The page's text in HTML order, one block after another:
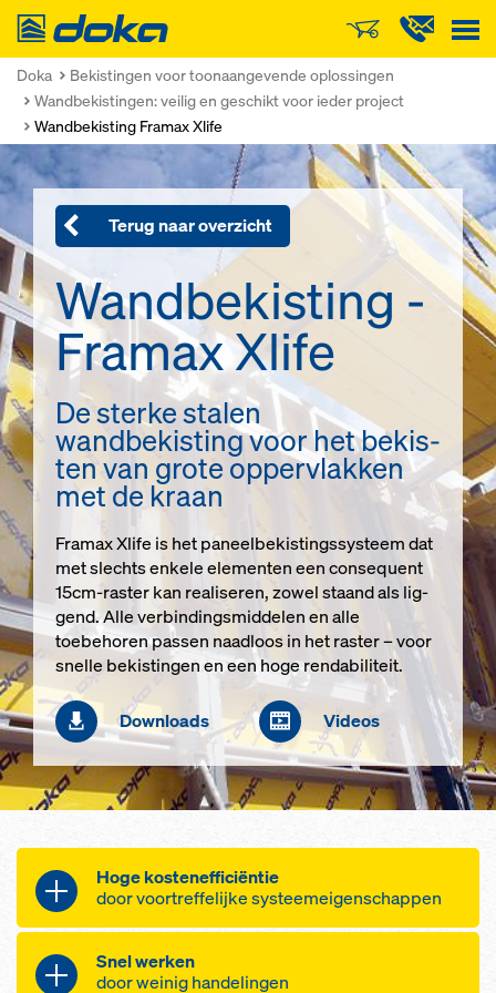
Doka
Doka
Bekistingen voor toonaangevende oplossingen
Wandbekistingen: veilig en geschikt voor ieder project
Wandbekisting Framax Xlife
Terug naar overzicht
Wandbekisting -
Framax Xlife
De ster­ke sta­len
wandbekisting voor het be­kis­
ten van gro­te op­per­vlak­ken
met de kraan
Framax Xlife is het paneelbe­kis­tings­sys­teem dat
met slechts en­ke­le ele­men­ten een con­sequent
15cm-ras­ter kan re­a­li­se­ren, zo­wel staand als lig­
gend. Al­le ver­bin­dings­mid­de­len en al­le
toebehoren pas­sen naad­loos in het ras­ter – voor
snel­le be­kis­tin­gen en een ho­ge ren­da­bi­li­teit.
Downloads Videos
Ho­ge kos­ten­ef­fi­ci­ën­tie
door voor­tref­fe­lij­ke sys­tee­m­ei­gen­schap­pen
Hoog aan­tal her­brui­ken door uit­s­
te­ken­de ver­wer­kings­kwa­li­teit en
Snel wer­ken
door wei­nig han­de­lin­gen